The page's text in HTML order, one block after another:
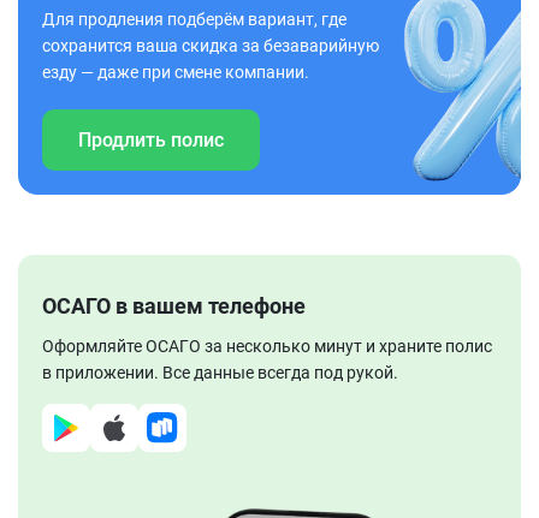
Для продления подберём вариант, где
сохранится ваша скидка за безаварийную
езду — даже при смене компании.
Продлить полис
ОСАГО в вашем телефоне
Оформляйте ОСАГО за несколько минут и храните полис
в приложении. Все данные всегда под рукой.